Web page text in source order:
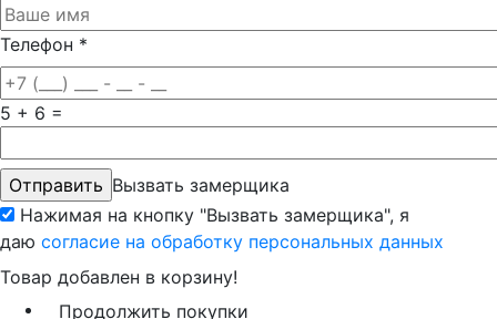
Телефон *
5 + 6 =
Вызвать замерщика
Нажимая на кнопку "Вызвать замерщика", я
даю согласие на обработку персональных данных
Товар добавлен в корзину!
Продолжить покупки